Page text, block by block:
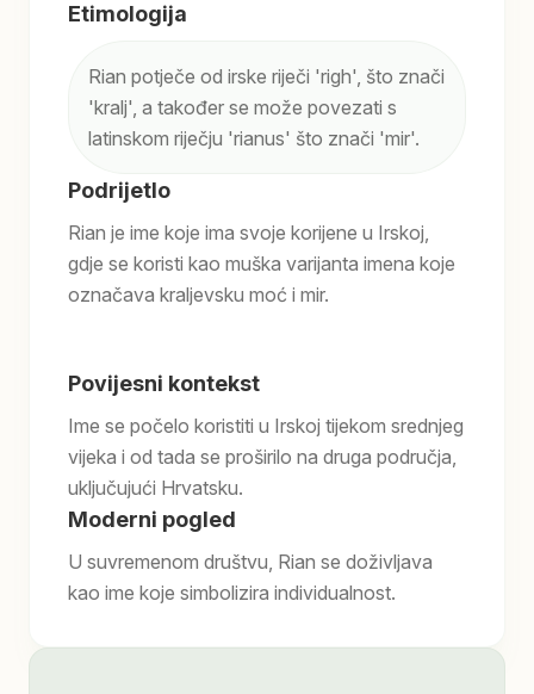
Etimologija
Rian potječe od irske riječi 'righ', što znači
'kralj', a također se može povezati s
latinskom riječju 'rianus' što znači 'mir'.
Podrijetlo
Rian je ime koje ima svoje korijene u Irskoj,
gdje se koristi kao muška varijanta imena koje
označava kraljevsku moć i mir.
Povijesni kontekst
Ime se počelo koristiti u Irskoj tijekom srednjeg
vijeka i od tada se proširilo na druga područja,
uključujući Hrvatsku.
Moderni pogled
U suvremenom društvu, Rian se doživljava
kao ime koje simbolizira individualnost.